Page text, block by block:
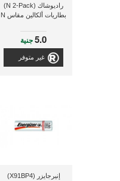
راديوشاك (N 2-Pack)
بطاريات ألكالين مقاس N
5.0جنية
غير متوفر
إنيرجايزر (X91BP4)